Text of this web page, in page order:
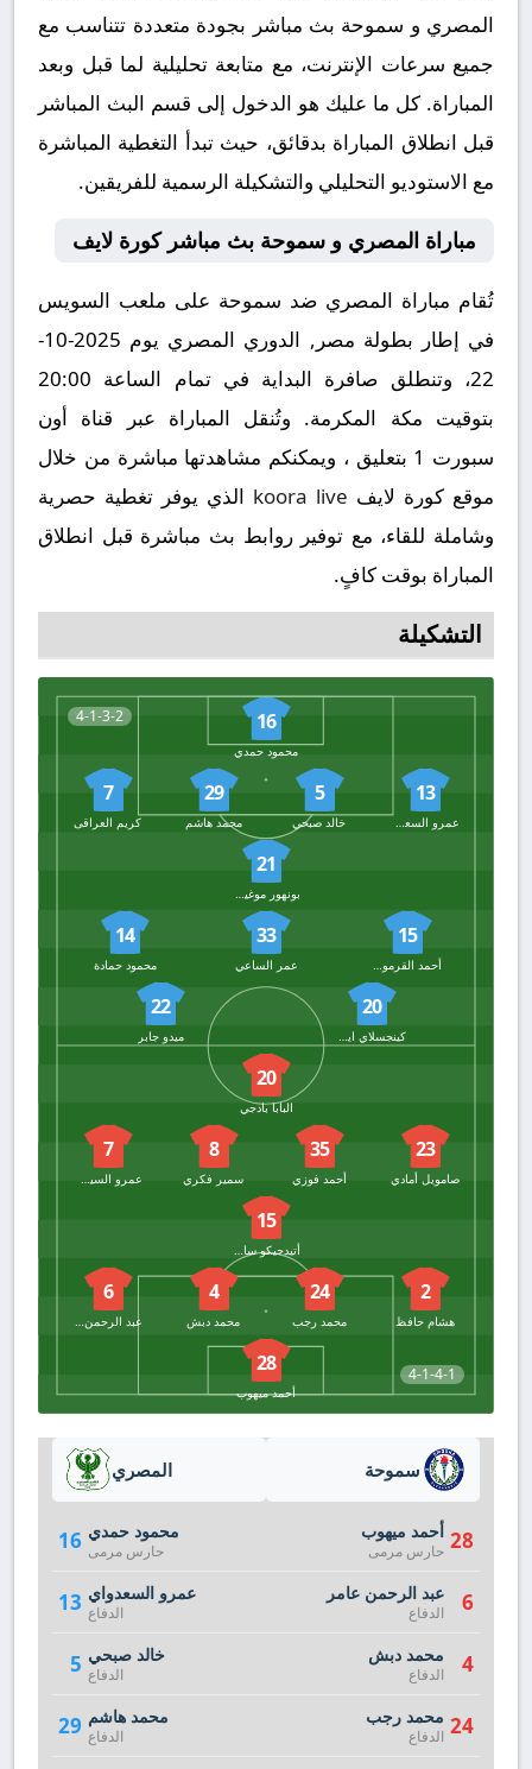
المصري و سموحة بث مباشر بجودة متعددة تتناسب مع
جميع سرعات الإنترنت، مع متابعة تحليلية لما قبل وبعد
المباراة. كل ما عليك هو الدخول إلى قسم البث المباشر
قبل انطلاق المباراة بدقائق، حيث تبدأ التغطية المباشرة
مع الاستوديو التحليلي والتشكيلة الرسمية للفريقين.
مباراة المصري و سموحة بث مباشر كورة لايف
تُقام مباراة المصري ضد سموحة على ملعب السويس
في إطار بطولة مصر, الدوري المصري يوم 2025-10-
22، وتنطلق صافرة البداية في تمام الساعة 20:00
بتوقيت مكة المكرمة. وتُنقل المباراة عبر قناة أون
سبورت 1 بتعليق ، ويمكنكم مشاهدتها مباشرة من خلال
موقع كورة لايف koora live الذي يوفر تغطية حصرية
وشاملة للقاء، مع توفير روابط بث مباشرة قبل انطلاق
المباراة بوقت كافٍ.
التشكيلة
4-1-3-2 16
محمود حمدي
13
عمرو السعدواي
5
خالد صبحي
29
محمد هاشم
7
كريم العراقى
21
بونهور موغيشا
15
أحمد القرموطي
33
عمر الساعي
14
محمود حمادة
20
كينجسلاي ايدوه
22
ميدو جابر
4-1-4-1
20
البابا بادجي
23
صامويل أمادي
35
أحمد فوزي
8
سمير فكري
7
عمرو السيسي
15
أتيدجيكو سامادو
2
هشام حافظ
24
محمد رجب
4
محمد دبش
6
عبد الرحمن عامر
28
أحمد ميهوب
المصري
16 محمود حمدي
حارس مرمى
13 عمرو السعدواي
الدفاع
5 خالد صبحي
الدفاع
29 محمد هاشم
الدفاع
سموحة
28 أحمد ميهوب
حارس مرمى
6 عبد الرحمن عامر
الدفاع
4 محمد دبش
الدفاع
24 محمد رجب
الدفاع